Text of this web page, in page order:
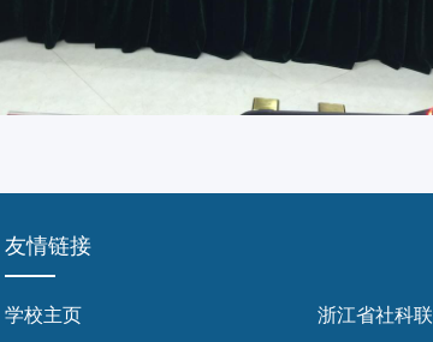
友情链接
学校主页 浙江省社科联